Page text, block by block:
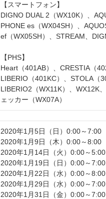
【スマートフォン】
DIGNO DUAL 2（WX10K）、
PHONE es（WX04SH）、
ef（WX05SH）、STREAM、
【PHS】
Heart（401AB）、CRESTIA（
LIBERIO（401KC）、STOLA（
LIBERIO2（WX11K）、WX12K
ェッカー（WX07A）
2020年1月5日（日）0:00～7:00
2020年1月9日（木）0:00～8:00
2020年1月14日（火）0:00～5:00
2020年1月19日（日）0:00～7:00
2020年1月22日（水）0:00～8:00
2020年1月29日（水）0:00～7:00
2020年1月31日（金）0:00～7:00